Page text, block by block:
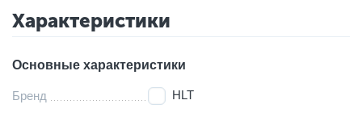
Характеристики
Основные характеристики
Бренд HLT